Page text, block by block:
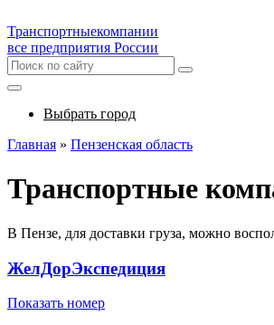
Транспортныекомпании
все предприятия России
Выбрать город
Главная » Пензенская область
Транспортные
В Пензе, для доставки груза, можно
ЖелДорЭкспедиция
Показать номер